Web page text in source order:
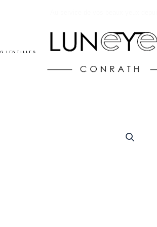
LENTILLES